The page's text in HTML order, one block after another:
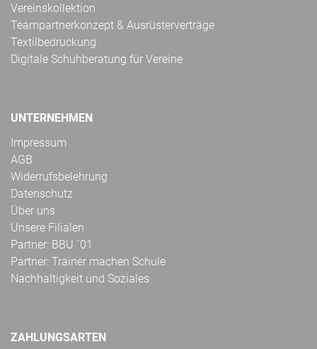
Vereinskollektion
Teampartnerkonzept & Ausrüsterverträge
Textilbedruckung
Digitale Schuhberatung für Vereine
UNTERNEHMEN
Impressum
AGB
Widerrufsbelehrung
Datenschutz
Über uns
Unsere Filialen
Partner: BBU ´01
Partner: Trainer machen Schule
Nachhaltigkeit und Soziales
ZAHLUNGSARTEN